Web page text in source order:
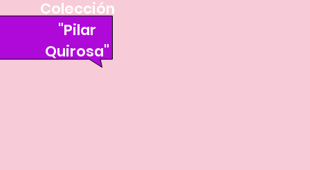
Colección
"Pilar
Quirosa"